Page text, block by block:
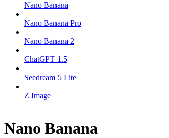
Nano Banana
Nano Banana Pro
Nano Banana 2
ChatGPT 1.5
Seedream 5 Lite
Z Image
Nano Banana